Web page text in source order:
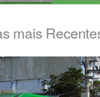
mais